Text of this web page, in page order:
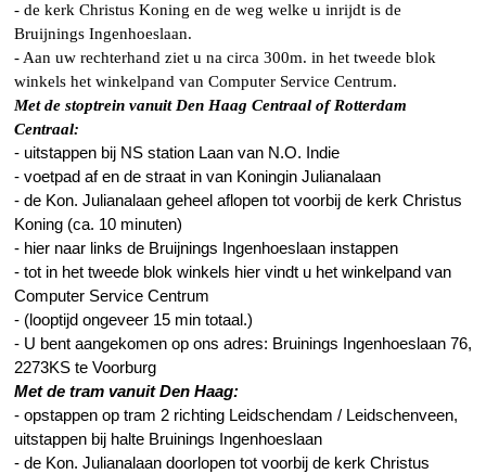
- de kerk Christus Koning en de weg welke u inrijdt is de
Bruijnings Ingenhoeslaan.
- Aan uw rechterhand ziet u na circa 300m. in het tweede blok
winkels het winkelpand van Computer Service Centrum.
Met de stoptrein vanuit Den Haag Centraal of Rotterdam
Centraal:
- uitstappen bij NS station Laan van N.O. Indie
- voetpad af en de straat in van Koningin Julianalaan
- de Kon. Julianalaan geheel aflopen tot voorbij de kerk Christus
Koning (ca. 10 minuten)
- hier naar links de Bruijnings Ingenhoeslaan instappen
- tot in het tweede blok winkels hier vindt u het winkelpand van
Computer Service Centrum
- (looptijd ongeveer 15 min totaal.)
- U bent aangekomen op ons adres: Bruinings Ingenhoeslaan 76,
2273KS te Voorburg
Met de tram vanuit Den Haag:
- opstappen op tram 2 richting Leidschendam / Leidschenveen,
uitstappen bij halte Bruinings Ingenhoeslaan
- de Kon. Julianalaan doorlopen tot voorbij de kerk Christus